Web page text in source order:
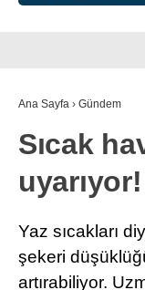
Ana Sayfa › Gündem
Sıcak
uyarıyor!
Yaz sıcakları
şekeri
artırabiliyor.